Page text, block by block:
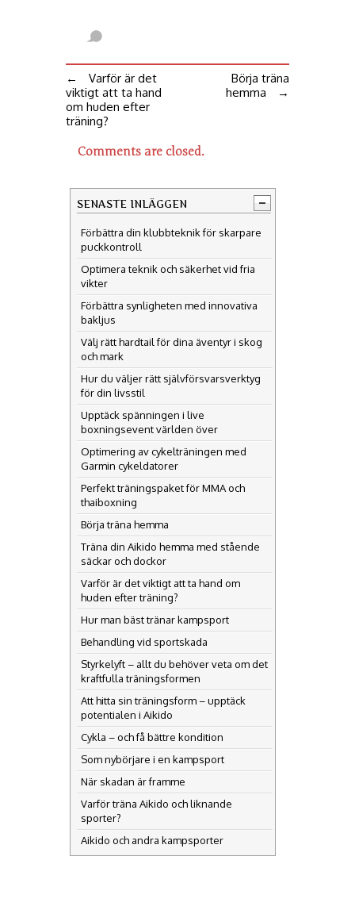
←
Varför är det
viktigt att ta hand
om huden efter
träning?
Börja träna
hemma
→
Comments are closed.
SENASTE INLÄGGEN
Förbättra din klubbteknik för skarpare
puckkontroll
Optimera teknik och säkerhet vid fria
vikter
Förbättra synligheten med innovativa
bakljus
Välj rätt hardtail för dina äventyr i skog
och mark
Hur du väljer rätt självförsvarsverktyg
för din livsstil
Upptäck spänningen i live
boxningsevent världen över
Optimering av cykelträningen med
Garmin cykeldatorer
Perfekt träningspaket för MMA och
thaiboxning
Börja träna hemma
Träna din Aikido hemma med stående
säckar och dockor
Varför är det viktigt att ta hand om
huden efter träning?
Hur man bäst tränar kampsport
Behandling vid sportskada
Styrkelyft – allt du behöver veta om det
kraftfulla träningsformen
Att hitta sin träningsform – upptäck
potentialen i Aikido
Cykla – och få bättre kondition
Som nybörjare i en kampsport
När skadan är framme
Varför träna Aikido och liknande
sporter?
Aikido och andra kampsporter